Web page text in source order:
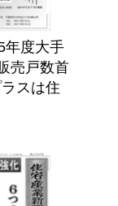
年度大手
売戸数首
スは住